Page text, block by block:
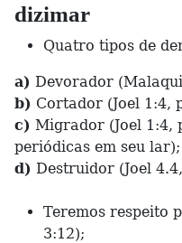
dizimar
Quatro tipos de
a) Devorador
b) Cortador (Joel 1:4,
c) Migrador (Joel 1:4,
periódicas em seu lar);
d) Destruidor (Joel
Teremos respeito
3:12);